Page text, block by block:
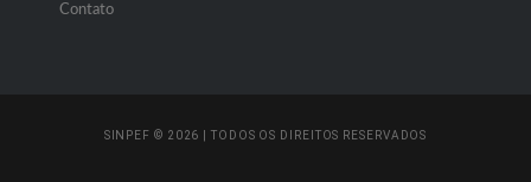
Contato
SINPEF © 2026 | TODOS OS DIREITOS RESERVADOS